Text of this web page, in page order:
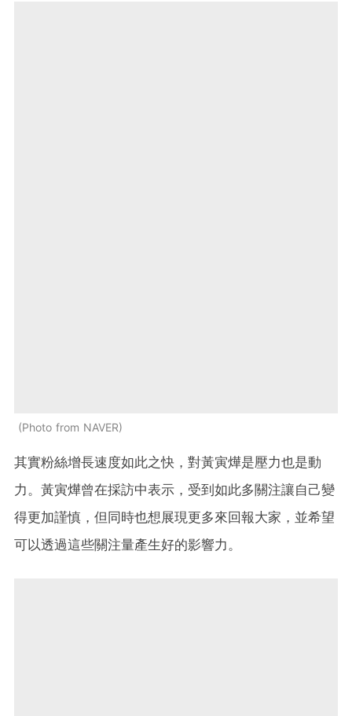
Photo from NAVER
其實粉絲增長速度如此之快，對黃寅燁是壓力也是動
力。黃寅燁曾在採訪中表示，受到如此多關注讓自己變
得更加謹慎，但同時也想展現更多來回報大家，並希望
可以透過這些關注量產生好的影響力。